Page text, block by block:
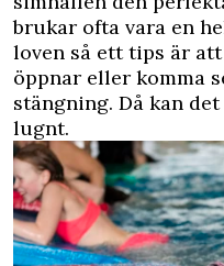
brukar ofta vara en
loven så ett tips är
öppnar eller komma
stängning. Då kan
lugnt.